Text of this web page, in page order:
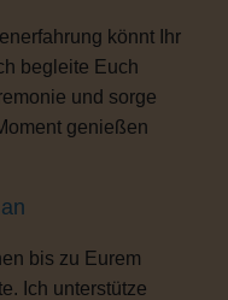
könnt Ihr
begleite Euch
und sorge
genießen
bis zu Eurem
Ich unterstütze